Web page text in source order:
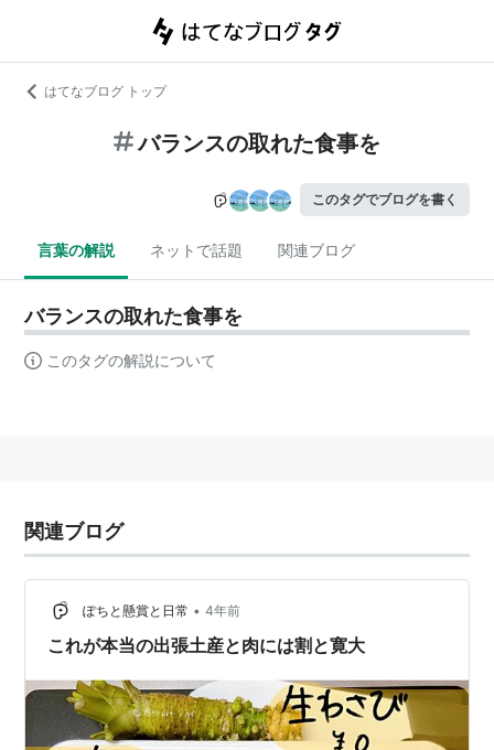
はてなブログ トップ
バランスの取れた食事を
このタグでブログを書く
言葉の解説 ネットで話題 関連ブログ
バランスの取れた食事を
このタグの解説について
関連ブログ
ぽちと懸賞と日常 • 4年前
これが本当の出張土産と肉には割と寛大